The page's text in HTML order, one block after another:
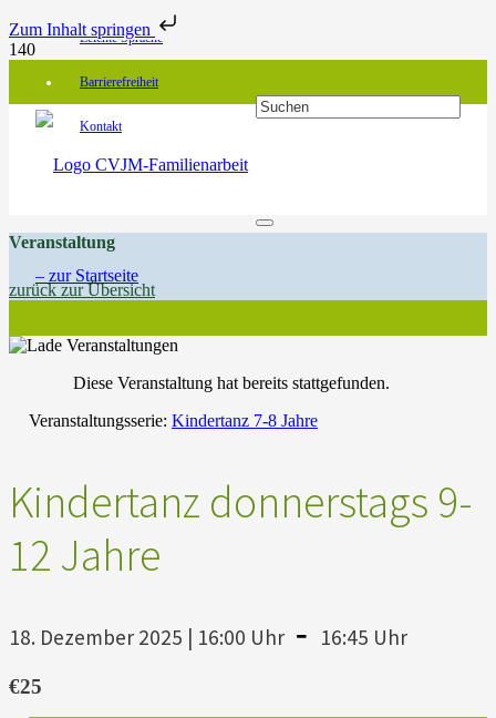
Zum Inhalt springen
Leichte Sprache
Barrierefreiheit
Kontakt
Veranstaltung
zurück zur Übersicht
Diese Veranstaltung hat bereits stattgefunden.
Veranstaltungsserie: Kindertanz 7-8 Jahre
Kindertanz donnerstags 9-
12 Jahre
18. Dezember 2025 | 16:00 Uhr - 16:45 Uhr
€25